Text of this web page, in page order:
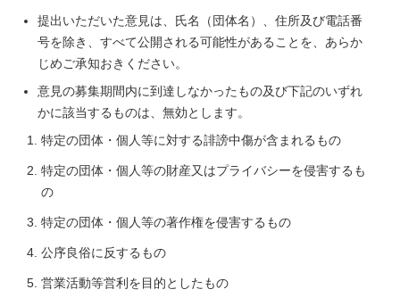
提出いただいた意見は、氏名（団体名）、住所及び電話番
号を除き、すべて公開される可能性があることを、あらか
じめご承知おきください。
意見の募集期間内に到達しなかったもの及び下記のいずれ
かに該当するものは、無効とします。
特定の団体・個人等に対する誹謗中傷が含まれるもの
特定の団体・個人等の財産又はプライバシーを侵害するも
の
特定の団体・個人等の著作権を侵害するもの
公序良俗に反するもの
営業活動等営利を目的としたもの